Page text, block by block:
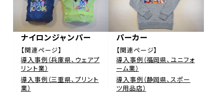
ナイロンジャンパー
【関連ページ】
導入事例（兵庫県、ウェアプ
リント業）
導入事例（三重県、プリント
業）
パーカー
【関連ページ】
導入事例（福岡県、ユニフォ
ーム業）
導入事例（静岡県、スポー
ツ用品店）